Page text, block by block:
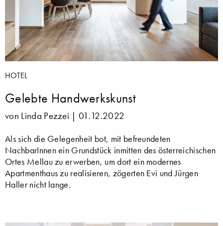
HOTEL
Gelebte Handwerkskunst
von Linda Pezzei |01.12.2022
Als sich die Gelegenheit bot, mit befreundeten
NachbarInnen ein Grundstück inmitten des österreichischen
Ortes Mellau zu erwerben, um dort ein modernes
Apartmenthaus zu realisieren, zögerten Evi und Jürgen
Haller nicht lange.